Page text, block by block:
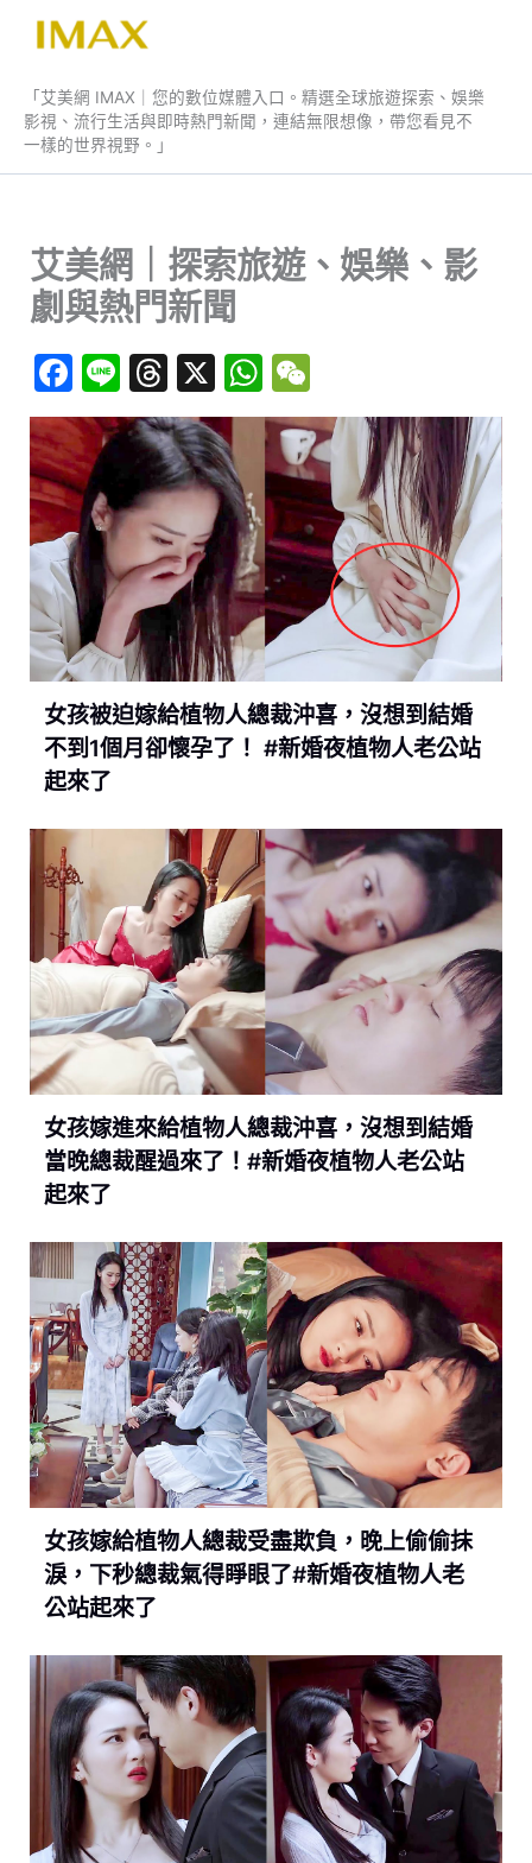
「艾美網 IMAX｜您的數位媒體入口。精選全球旅遊探索、娛樂
影視、流行生活與即時熱門新聞，連結無限想像，帶您看見不
一樣的世界視野。」
艾美網｜探索旅遊、娛樂、影
劇與熱門新聞
F
a
c
e
b
o
o
k
Li
n
e
T
hr
e
a
d
s
X
W
h
at
s
A
p
p
e
C
h
at
女孩被迫嫁給植物人總裁沖喜，沒想到結婚
不到1個月卻懷孕了！ #新婚夜植物人老公站
起來了
女孩嫁進來給植物人總裁沖喜，沒想到結婚
當晚總裁醒過來了！#新婚夜植物人老公站
起來了
女孩嫁給植物人總裁受盡欺負，晚上偷偷抹
淚，下秒總裁氣得睜眼了#新婚夜植物人老
公站起來了